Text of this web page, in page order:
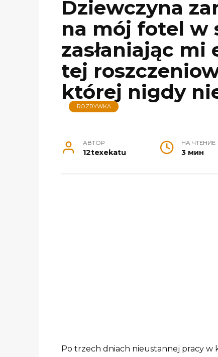
Dziewczyna
na mój fotel w
zasłaniając
tej
której nigdy
ROZRYWKA
АВТОР
12texekatu
НА ЧТЕНИЕ
3 мин
Po trzech dniach nieustannej pracy w